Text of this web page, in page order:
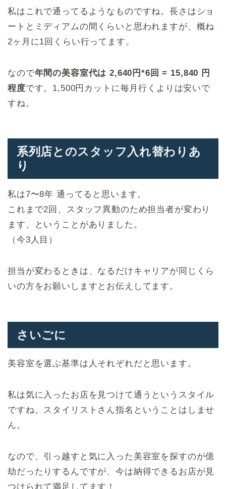
私はこれで通ってるようなものですね。長さはショ
ートとミディアムの間くらいと思われますが、概ね
2ヶ月に1回くらい行ってます。
なので年間の美容室代は 2,640円*6回 = 15,840 円
程度です。1,500円カットに毎月行くよりは安いで
すね。
系列店とのスタッフ入れ替わりあ
り
私は7〜8年 通ってると思います。
これまで2回、スタッフ異動のため担当者が変わり
ます、ということがありました。
（今3人目）
担当が変わるときは、なるだけキャリアが同じくら
いの方をお願いしますとお伝えしてます。
さいごに
美容室を選ぶ基準は人それぞれだと思います。
私は気に入ったお店を見つけて通うというスタイル
ですね。スタイリストさん指名ということはしませ
ん。
なので、引っ越すと気に入った美容室を探すのが億
劫だったりするんですが、今は納得できるお店が見
つけられて満足してます！